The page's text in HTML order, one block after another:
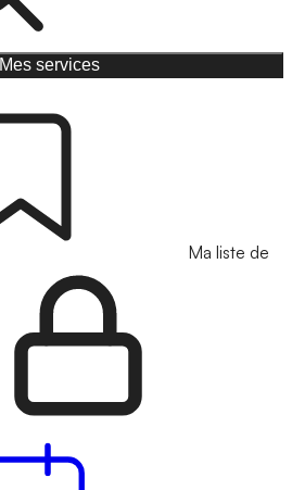
Mes services
Ma liste de